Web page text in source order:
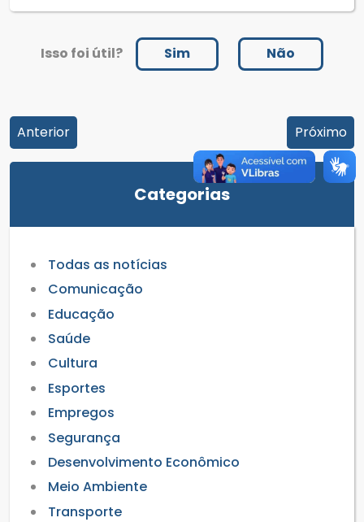
Isso foi útil? Sim Não
Anterior Próximo
Categorias
Todas as notícias
Comunicação
Educação
Saúde
Cultura
Esportes
Empregos
Segurança
Desenvolvimento Econômico
Meio Ambiente
Transporte